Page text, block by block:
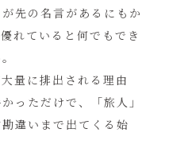
先の名言があるにもか
れていると何でもでき
量に排出される理由
っただけで、「旅人」
違いまで出てくる始